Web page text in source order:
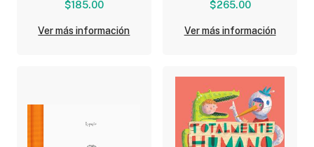
$185.00
Ver más información
$265.00
Ver más información